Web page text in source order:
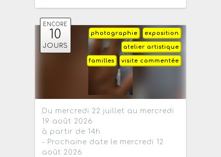
ENCORE
10
JOURS
exposition
photographie
atelier artistique
visite commentée
familles
Du mercredi 22 juillet au mercredi
19 août 2026
à partir de 14h
- Prochaine date le mercredi 12
août 2026